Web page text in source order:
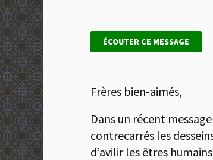
ÉCOUTER CE MESSAGE
Frères bien-aimés,
Dans un récent message
contrecarrés les
d’avilir les êtres